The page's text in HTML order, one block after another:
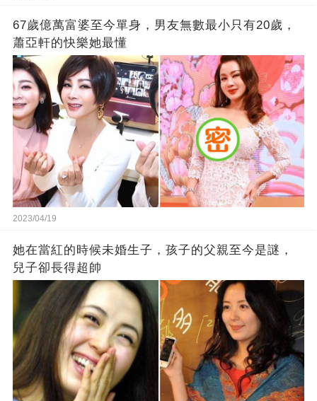
67歲億萬富婆至今單身，男友無數最小只有20歲，
蕭亞軒的快樂她最懂
2023/04/19
她在當紅的時候未婚生子，孩子的父親至今是謎，
兒子卻長得超帥